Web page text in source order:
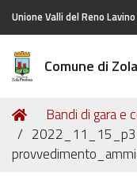
Unione Valli del Reno
Comune di
Tu
sei
qui:
Home
Bandi di gara e